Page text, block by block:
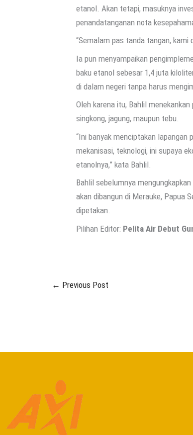
etanol. Akan tetapi, masuknya
penandatanganan nota
“Semalam pas tanda tangan, kami
Ia pun menyampaikan
baku etanol sebesar 1,4 juta
di dalam negeri tanpa harus
Oleh karena itu, Bahlil
singkong, jagung, maupun tebu.
“Ini banyak menciptakan lapangan
mekanisasi, teknologi, ini supaya
etanolnya,” kata Bahlil.
Bahlil sebelumnya
akan dibangun di Merauke, Papua
dipetakan.
Pilihan Editor: Pelita Air Debut
← Previous Post